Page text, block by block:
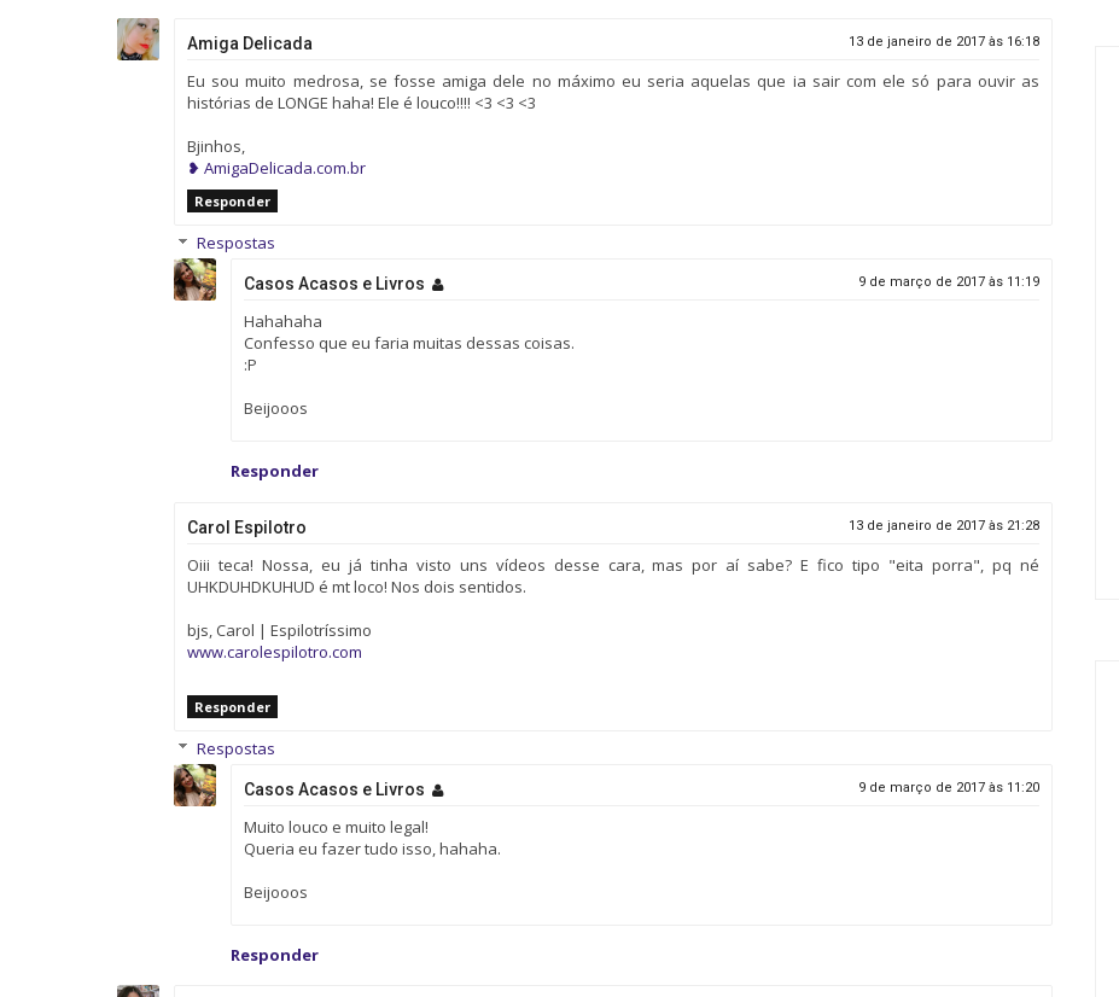
Amiga Delicada 13 de janeiro de 2017 às 16:18
Eu sou muito medrosa, se fosse amiga dele no máximo eu seria aquelas que ia sair com ele só para ouvir as
histórias de LONGE haha! Ele é louco!!!! <3 <3 <3
Bjinhos,
❥ AmigaDelicada.com.br
Responder
Respostas
Casos Acasos e Livros 9 de março de 2017 às 11:19
Hahahaha
Confesso que eu faria muitas dessas coisas.
:P
Beijooos
Responder
Carol Espilotro 13 de janeiro de 2017 às 21:28
Oiii teca! Nossa, eu já tinha visto uns vídeos desse cara, mas por aí sabe? E fico tipo "eita porra", pq né
UHKDUHDKUHUD é mt loco! Nos dois sentidos.
bjs, Carol | Espilotríssimo
www.carolespilotro.com
Responder
Respostas
Casos Acasos e Livros 9 de março de 2017 às 11:20
Muito louco e muito legal!
Queria eu fazer tudo isso, hahaha.
Beijooos
Responder